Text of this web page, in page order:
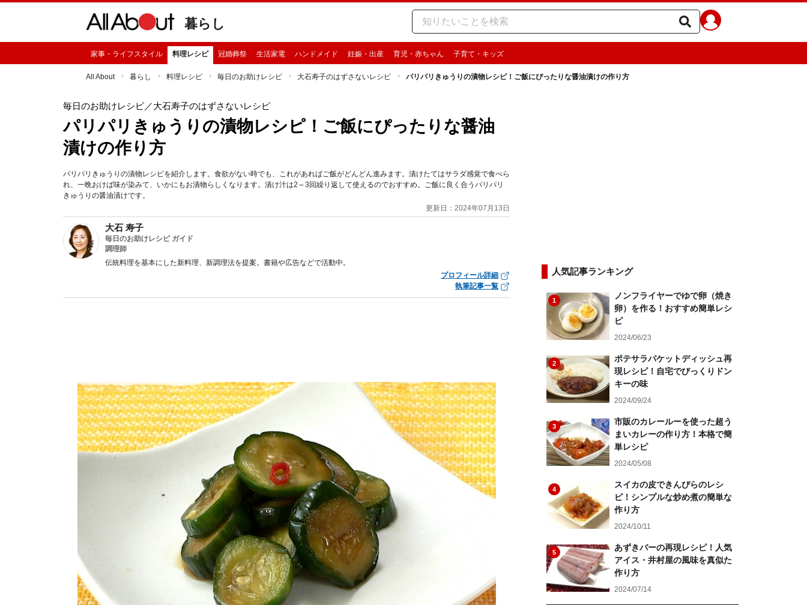
暮らし
家事・ライフスタイル 料理レシピ 冠婚葬祭 生活家電 ハンドメイド 妊娠・出産 育児・赤ちゃん 子育て・キッズ
All About 暮らし 料理レシピ 毎日のお助けレシピ 大石寿子のはずさないレシピ パリパリきゅうりの漬物レシピ！ご飯にぴったりな醤油漬けの作り方
毎日のお助けレシピ／大石寿子のはずさないレシピ
パリパリきゅうりの漬物レシピ！ご飯にぴったりな醤油
漬けの作り方
パリパリきゅうりの漬物レシピを紹介します。食欲がない時でも、これがあればご飯がどんどん進みます。漬けたてはサラダ感覚で食べら
れ、一晩おけば味が染みて、いかにもお漬物らしくなります。漬け汁は2～3回繰り返して使えるのでおすすめ。ご飯に良く合うパリパリ
きゅうりの醤油漬けです。
更新日：2024年07月13日
大石 寿子
毎日のお助けレシピ ガイド
調理師
伝統料理を基本にした新料理、新調理法を提案。書籍や広告などで活動中。
プロフィール詳細
執筆記事一覧
人気記事ランキング
1
ノンフライヤーでゆで卵（焼き
卵）を作る！おすすめ簡単レシ
ピ
2024/06/23
2
ポテサラパケットディッシュ再
現レシピ！自宅でびっくりドン
キーの味
2024/09/24
3
市販のカレールーを使った超う
まいカレーの作り方！本格で簡
単レシピ
2024/05/08
4
スイカの皮できんぴらのレシ
ピ！シンプルな炒め煮の簡単な
作り方
2024/10/11
5
あずきバーの再現レシピ！人気
アイス・井村屋の風味を真似た
作り方
2024/07/14